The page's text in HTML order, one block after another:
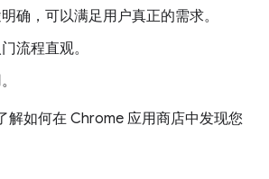
确，可以满足用户真正的需求。
流程直观。
解如何在 Chrome 应用商店中发现您